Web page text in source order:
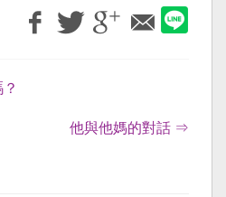
他與他媽的對話 ⇒